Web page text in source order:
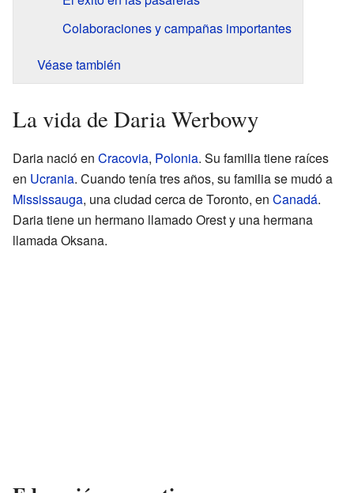
Colaboraciones y campañas importantes
Véase también
La vida de Daria Werbowy
Daria nació en Cracovia, Polonia. Su familia tiene raíces
en Ucrania. Cuando tenía tres años, su familia se mudó a
Mississauga, una ciudad cerca de Toronto, en Canadá.
Daria tiene un hermano llamado Orest y una hermana
llamada Oksana.